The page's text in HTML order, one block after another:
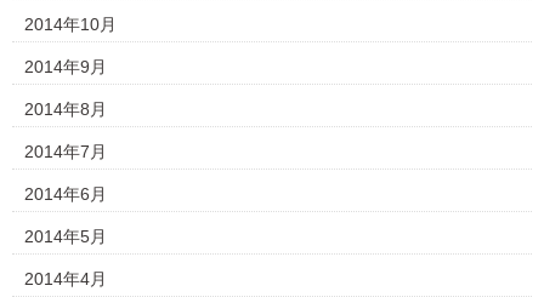
2014年10月
2014年9月
2014年8月
2014年7月
2014年6月
2014年5月
2014年4月